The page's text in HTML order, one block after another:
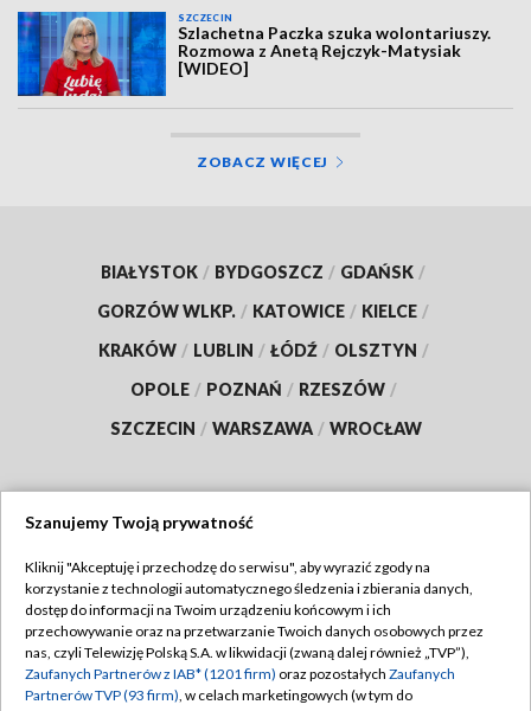
SZCZECIN
Szlachetna Paczka szuka wolontariuszy.
Rozmowa z Anetą Rejczyk-Matysiak
[WIDEO]
ZOBACZ WIĘCEJ
BIAŁYSTOK / BYDGOSZCZ / GDAŃSK /
GORZÓW WLKP. / KATOWICE / KIELCE /
KRAKÓW / LUBLIN / ŁÓDŹ / OLSZTYN /
OPOLE / POZNAŃ / RZESZÓW /
SZCZECIN / WARSZAWA / WROCŁAW
TVP
Abonament TVP
Emisja w TVP
Regulamin TVP
Polityka prywatności
Szanujemy Twoją prywatność
Kliknij "Akceptuję i przechodzę do serwisu", aby wyrazić zgody na
korzystanie z technologii automatycznego śledzenia i zbierania danych,
dostęp do informacji na Twoim urządzeniu końcowym i ich
przechowywanie oraz na przetwarzanie Twoich danych osobowych przez
nas, czyli Telewizję Polską S.A. w likwidacji (zwaną dalej również „TVP”),
Zaufanych Partnerów z IAB* (1201 firm) oraz pozostałych Zaufanych
Partnerów TVP (93 firm), w celach marketingowych (w tym do